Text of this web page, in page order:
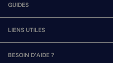
GUIDES
LIENS UTILES
BESOIN D’AIDE ?